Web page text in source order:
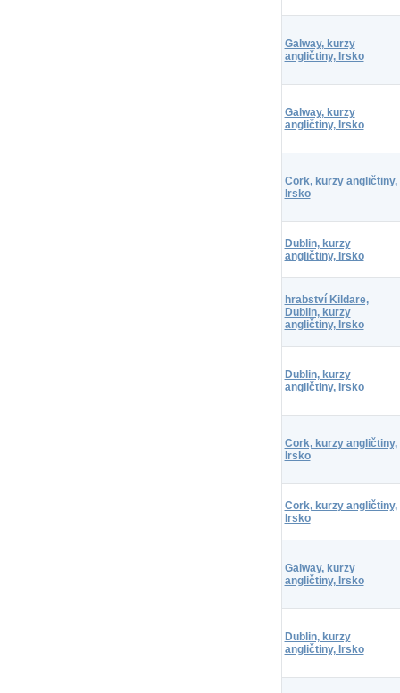
Galway, kurzy
angličtiny, Irsko
Galway, kurzy
angličtiny, Irsko
Cork, kurzy angličtiny,
Irsko
Dublin, kurzy
angličtiny, Irsko
hrabství Kildare,
Dublin, kurzy
angličtiny, Irsko
Dublin, kurzy
angličtiny, Irsko
Cork, kurzy angličtiny,
Irsko
Cork, kurzy angličtiny,
Irsko
Galway, kurzy
angličtiny, Irsko
Dublin, kurzy
angličtiny, Irsko